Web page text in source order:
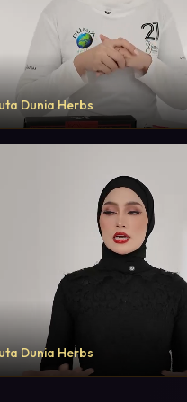
Dunia Herbs
Dunia Herbs